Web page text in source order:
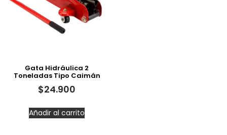
Gata Hidráulica 2
Toneladas Tipo Caimán
$24.900
Añadir al carrito